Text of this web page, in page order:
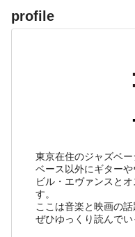
profile
東京在住のジャズベー
ベース以外にギターや
ビル・エヴァンスと
す。
ここは音楽と映画の話
ぜひゆっくり読んでい